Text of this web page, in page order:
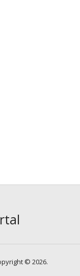
© 2026.